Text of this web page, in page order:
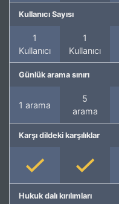
Kullanıcı Sayısı
1
Kullanıcı
1
Kullanıcı
Günlük arama sınırı
1 arama
5
arama
Karşı dildeki karşılıklar
Hukuk dalı kırılımları